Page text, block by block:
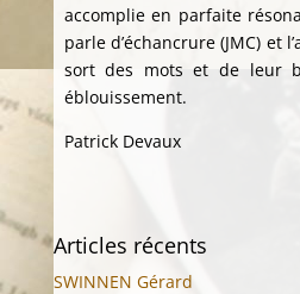
accomplie en parfaite
parle d’échancrure (JMC) et
sort des mots et de leur
éblouissement.
Patrick Devaux
Articles récents
SWINNEN Gérard